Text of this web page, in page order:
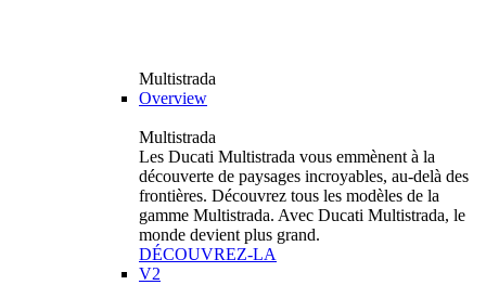
Multistrada
Overview
Multistrada
Les Ducati Multistrada vous emmènent à la
découverte de paysages incroyables, au-delà des
frontières. Découvrez tous les modèles de la
gamme Multistrada. Avec Ducati Multistrada, le
monde devient plus grand.
DÉCOUVREZ-LA
V2